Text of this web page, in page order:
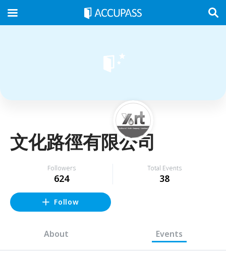
文化路徑有限公司
Followers
624
Total Events
38
Follow
About Events